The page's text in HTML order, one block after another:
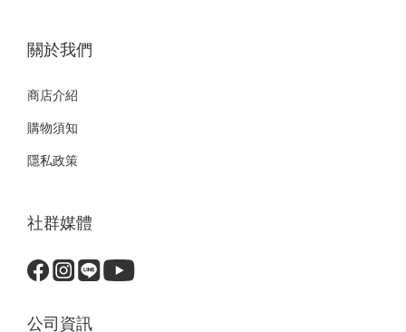
關於我們
商店介紹
購物須知
隱私政策
社群媒體
公司資訊